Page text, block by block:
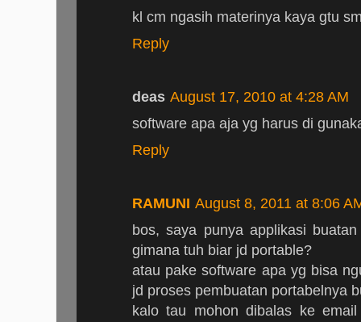
kl cm ngasih materinya kaya gtu
Reply
deas August 17, 2010 at 4:28 AM
software apa aja yg harus di
Reply
RAMUNI August 8, 2011 at 8:06
bos, saya punya applikasi
gimana tuh biar jd portable?
atau pake software apa yg bisa
jd proses pembuatan portabelnya
kalo tau mohon dibalas ke email